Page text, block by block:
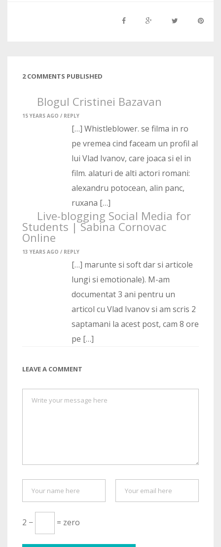
2 COMMENTS PUBLISHED
Blogul Cristinei Bazavan
15 YEARS AGO / REPLY
[…] Whistleblower. se filma in ro
pe vremea cind faceam un profil al
lui Vlad Ivanov, care joaca si el in
film. alaturi de alti actori romani:
alexandru potocean, alin panc,
ruxana […]
Live-blogging Social Media for
Students | Sabina Cornovac
Online
13 YEARS AGO / REPLY
[…] marunte si soft dar si articole
lungi si emotionale). M-am
documentat 3 ani pentru un
articol cu Vlad Ivanov si am scris 2
saptamani la acest post, cam 8 ore
pe […]
LEAVE A COMMENT
2 − = zero